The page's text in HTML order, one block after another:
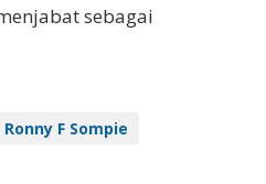
sebagai
Ronny F Sompie